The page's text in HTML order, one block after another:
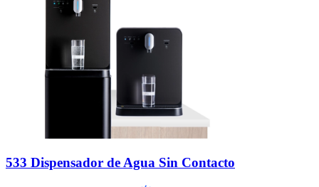
533 Dispensador de Agua Sin Contacto